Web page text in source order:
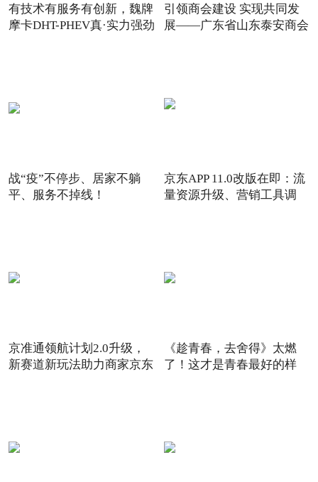
有技术有服务有创新，魏牌
摩卡DHT-PHEV真·实力强劲
引领商会建设 实现共同发
展——广东省山东泰安商会
战“疫”不停步、居家不躺
平、服务不掉线！
京东APP 11.0改版在即：流
量资源升级、营销工具调
京准通领航计划2.0升级，
新赛道新玩法助力商家京东
《趁青春，去舍得》太燃
了！这才是青春最好的样